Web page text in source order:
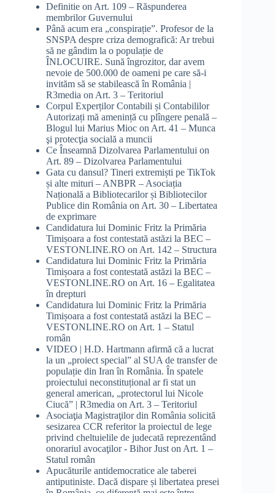
Definitie on Art. 109 – Răspunderea
membrilor Guvernului
Până acum era „conspirație”. Profesor de la
SNSPA despre criza demografică: Ar trebui
să ne gândim la o populație de
ÎNLOCUIRE. Sună îngrozitor, dar avem
nevoie de 500.000 de oameni pe care să-i
invităm să se stabilească în România |
R3media on Art. 3 – Teritoriul
Corpul Experților Contabili și Contabililor
Autorizați mă amenință cu plîngere penală –
Blogul lui Marius Mioc on Art. 41 – Munca
şi protecţia socială a muncii
Ce Înseamnă Dizolvarea Parlamentului on
Art. 89 – Dizolvarea Parlamentului
Gata cu dansul? Tineri extremiști pe TikTok
și alte mituri – ANBPR – Asociația
Națională a Bibliotecarilor și Bibliotecilor
Publice din România on Art. 30 – Libertatea
de exprimare
Candidatura lui Dominic Fritz la Primăria
Timișoara a fost contestată astăzi la BEC –
VESTONLINE.RO on Art. 142 – Structura
Candidatura lui Dominic Fritz la Primăria
Timișoara a fost contestată astăzi la BEC –
VESTONLINE.RO on Art. 16 – Egalitatea
în drepturi
Candidatura lui Dominic Fritz la Primăria
Timișoara a fost contestată astăzi la BEC –
VESTONLINE.RO on Art. 1 – Statul
român
VIDEO | H.D. Hartmann afirmă că a lucrat
la un „proiect special” al SUA de transfer de
populație din Iran în România. În spatele
proiectului neconstituțional ar fi stat un
general american, „protectorul lui Nicole
Ciucă” | R3media on Art. 3 – Teritoriul
Asociaţia Magistraţilor din România solicită
sesizarea CCR referitor la proiectul de lege
privind cheltuielile de judecată reprezentând
onorariul avocaţilor - Bihor Just on Art. 1 –
Statul român
Apucăturile antidemocratice ale taberei
antiputiniste. Dacă dispare și libertatea presei